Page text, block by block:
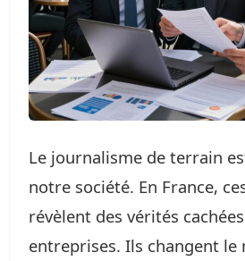
Le journalisme de terrain
notre société. En France,
révèlent des vérités
entreprises. Ils changent le